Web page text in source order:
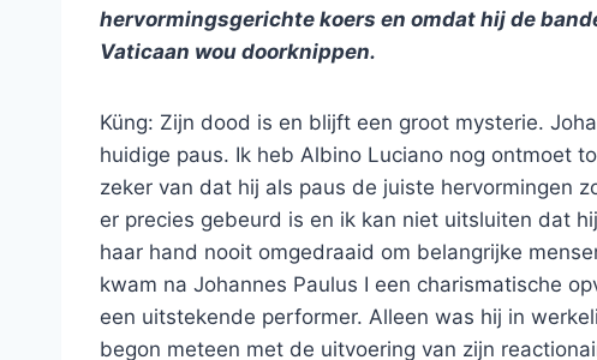
hervormingsgerichte koers en omdat hij de
Vaticaan wou doorknippen.
Küng: Zijn dood is en blijft een groot mysterie.
huidige paus. Ik heb Albino Luciano nog ontmoet
zeker van dat hij als paus de juiste hervormingen
er precies gebeurd is en ik kan niet uitsluiten dat
haar hand nooit omgedraaid om belangrijke
kwam na Johannes Paulus I een charismatische
een uitstekende performer. Alleen was hij in
begon meteen met de uitvoering van zijn